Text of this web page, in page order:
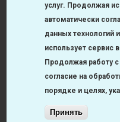
Лаборатория
Оториноларингология
Check-up
© 2012-2023 ГБУЗ «ДГКБ
услуг. Продолжая
автоматически
данных технологий и
использует сервис
Продолжая работу
согласие на
порядке и целях,
Принять